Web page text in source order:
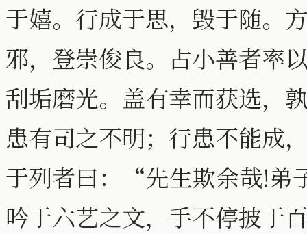
于嬉。行成于思，毁于随。
邪，登崇俊良。占小善者率
刮垢磨光。盖有幸而获选，
患有司之不明；行患不能成
于列者曰：“先生欺余哉!弟
吟于六艺之文，手不停披于